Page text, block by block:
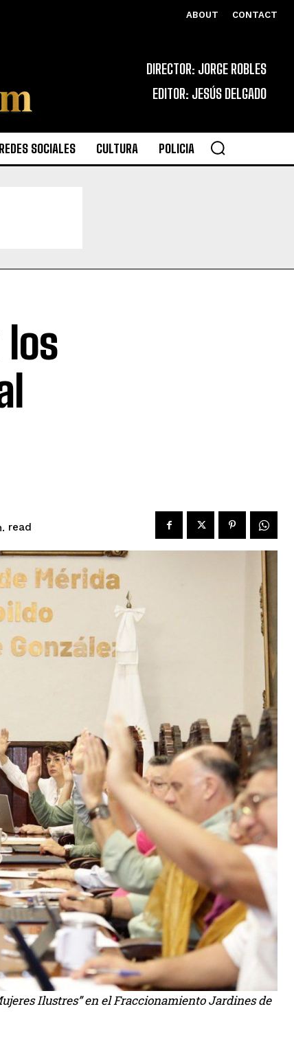
ABOUT CONTACT
DIRECTOR: JORGE ROBLES
EDITOR: JESÚS DELGADO
REDES SOCIALES CULTURA POLICIA
read
Ilustres” en el Fraccionamiento Jardines de